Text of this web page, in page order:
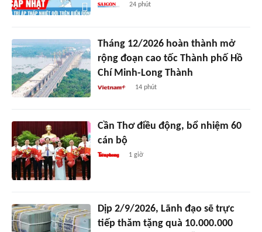
24 phút
Tháng 12/2026 hoàn thành mở
rộng đoạn cao tốc Thành phố Hồ
Chí Minh-Long Thành
14 phút
Cần Thơ điều động, bổ nhiệm 60
cán bộ
1 giờ
Dịp 2/9/2026, Lãnh đạo sẽ trực
tiếp thăm tặng quà 10.000.000